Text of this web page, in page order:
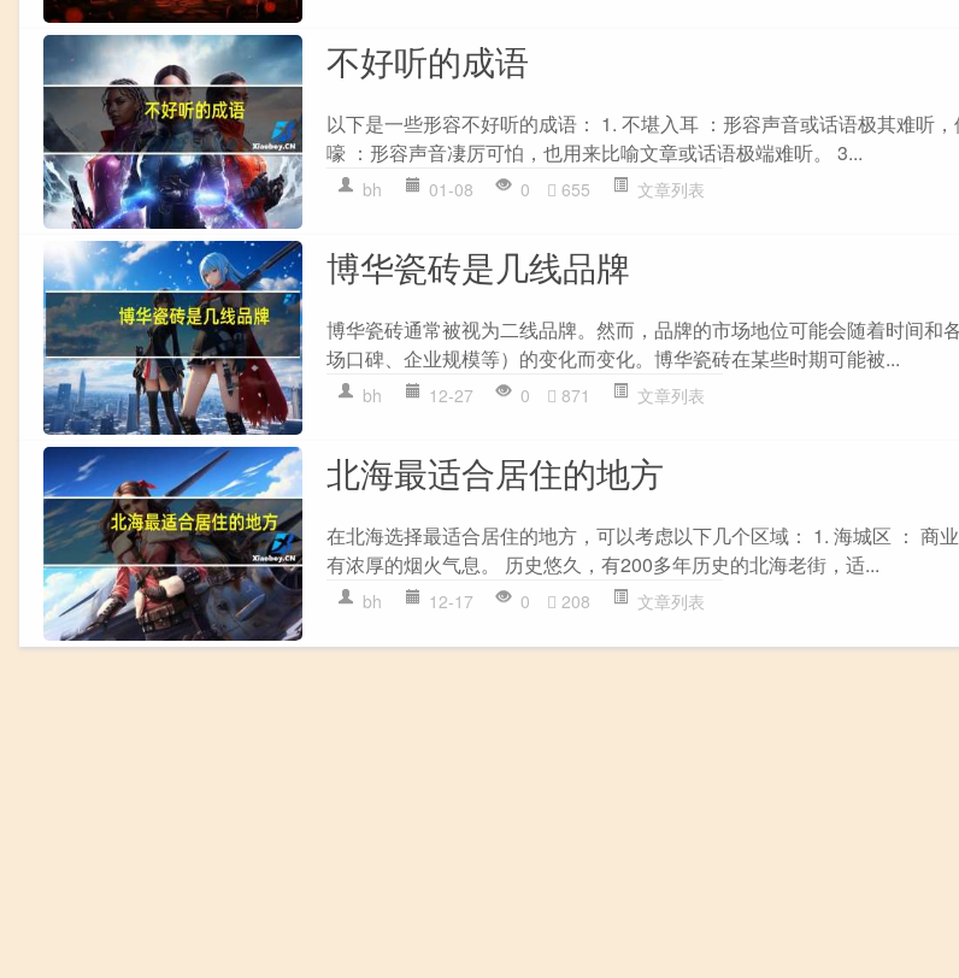
不好听的成语
以下是一些形容不好听的成语： 1. 不堪入耳 ：形容声音或话语极其难听
嚎 ：形容声音凄厉可怕，也用来比喻文章或话语极端难听。 3...
bh 01-08 0 655 文章列表
博华瓷砖是几线品牌
博华瓷砖通常被视为二线品牌。然而，品牌的市场地位可能会随着时间和
场口碑、企业规模等）的变化而变化。博华瓷砖在某些时期可能被...
bh 12-27 0 871 文章列表
北海最适合居住的地方
在北海选择最适合居住的地方，可以考虑以下几个区域： 1. 海城区 ： 商
有浓厚的烟火气息。 历史悠久，有200多年历史的北海老街，适...
bh 12-17 0 208 文章列表